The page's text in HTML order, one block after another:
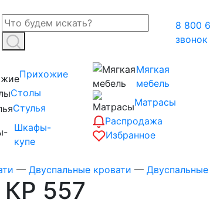
8 800
звонок
Прихожие
Столы
Стулья
Шкафы-
купе
Мягкая
мебель
Матрасы
Распродажа
Избранное
— Двуспальные кровати —
557